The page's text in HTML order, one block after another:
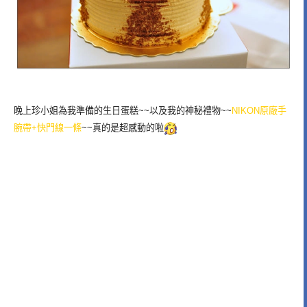
晚上珍小姐為我準備的生日蛋糕~~以及我的神秘禮物~~ NIKON原廠手
腕帶+快門線一條~~真的是超感動的啦